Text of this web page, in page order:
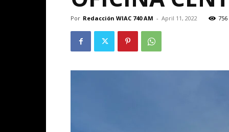
Por Redacción WIAC 740 AM - April 11, 2022 756